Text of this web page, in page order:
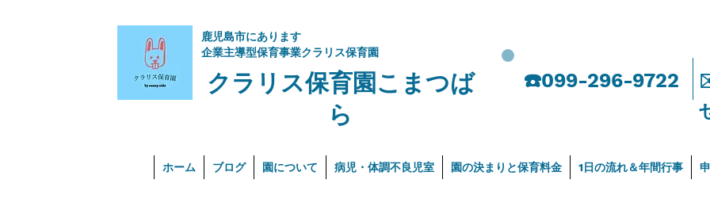
​鹿児島市にあります
企業主導型保育事業クラリス保育園
クラリス保育園こまつば
ら
​☎️099-296-9722
ホーム ブログ 園について 病児・体調不良児室 園の決まりと保育料金 1日の流れ＆年間行事